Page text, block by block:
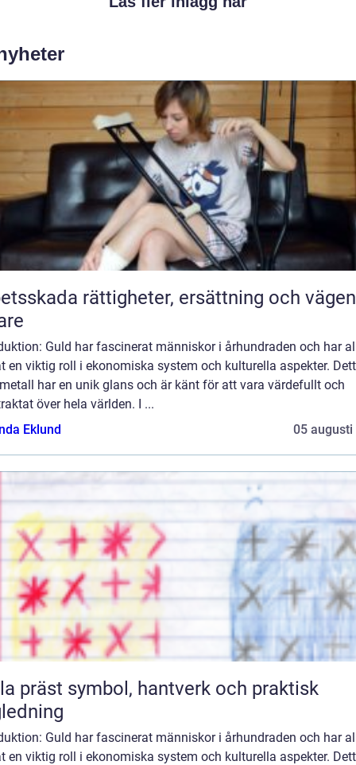
ersättning och vägen
Guld har fascinerat människor i århundraden och har
en viktig roll i ekonomiska system och kulturella aspekter.
har en unik glans och är känt för att vara värdefullt och
över hela världen. I ...
Eklund
05 augusti
hantverk och praktisk
Guld har fascinerat människor i århundraden och har
en viktig roll i ekonomiska system och kulturella aspekter.